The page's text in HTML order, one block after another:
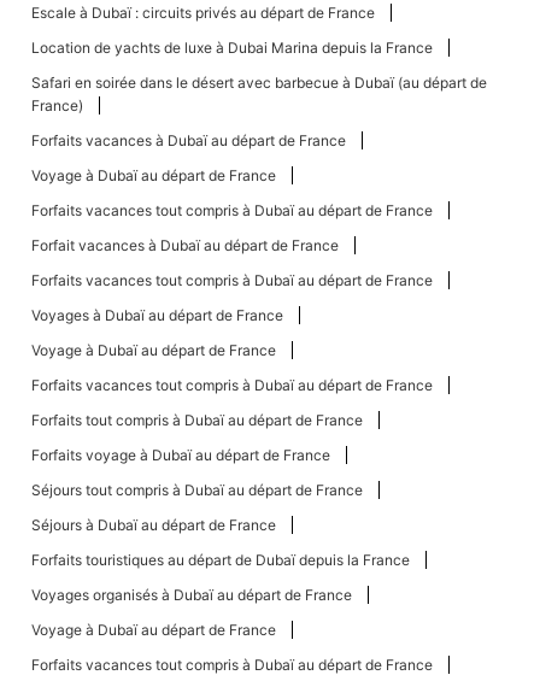
Escale à Dubaï : circuits privés au départ de France
Location de yachts de luxe à Dubai Marina depuis la France
Safari en soirée dans le désert avec barbecue à Dubaï (au départ de
France)
Forfaits vacances à Dubaï au départ de France
Voyage à Dubaï au départ de France
Forfaits vacances tout compris à Dubaï au départ de France
Forfait vacances à Dubaï au départ de France
Forfaits vacances tout compris à Dubaï au départ de France
Voyages à Dubaï au départ de France
Voyage à Dubaï au départ de France
Forfaits vacances tout compris à Dubaï au départ de France
Forfaits tout compris à Dubaï au départ de France
Forfaits voyage à Dubaï au départ de France
Séjours tout compris à Dubaï au départ de France
Séjours à Dubaï au départ de France
Forfaits touristiques au départ de Dubaï depuis la France
Voyages organisés à Dubaï au départ de France
Voyage à Dubaï au départ de France
Forfaits vacances tout compris à Dubaï au départ de France